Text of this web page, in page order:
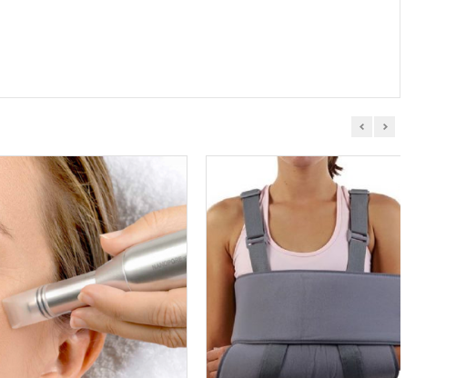
VISTA RÁPIDA
AÑADIR A LA LISTA DE
DESEOS
VISTA RÁPIDA
prev next